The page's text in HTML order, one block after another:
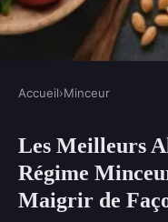
Les
régime
Accueil›Minceur
Les Meilleurs
Régime
Maigrir de